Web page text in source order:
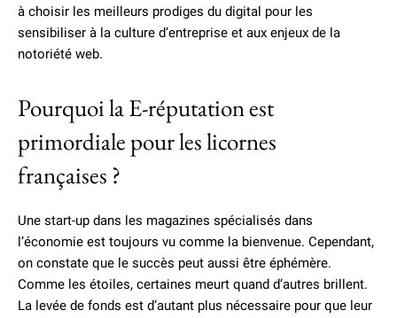
à choisir les meilleurs prodiges du digital pour les
sensibiliser à la culture d’entreprise et aux enjeux de la
notoriété web.
Pourquoi la E-réputation est
primordiale pour les licornes
françaises ?
Une start-up dans les magazines spécialisés dans
l’économie est toujours vu comme la bienvenue. Cependant,
on constate que le succès peut aussi être éphémère.
Comme les étoiles, certaines meurt quand d’autres brillent.
La levée de fonds est d’autant plus nécessaire pour que leur